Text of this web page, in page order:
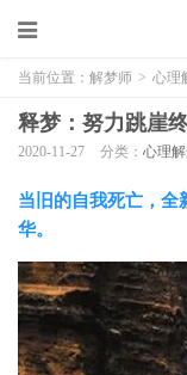
当前位置： 解梦师 > 心理
释梦：努力跳崖
2020-11-27 分类： 心理
当旧的自我死亡，全
华。